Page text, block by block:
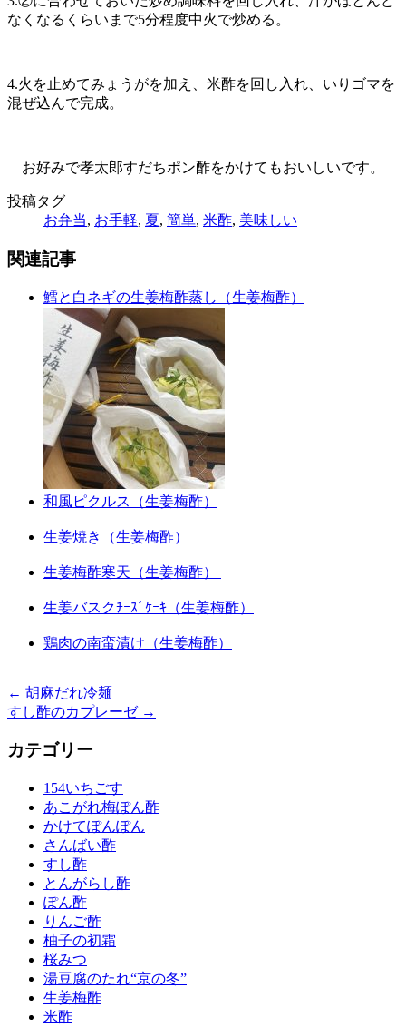
なくなるくらいまで5分程度中火で炒める。
4.火を止めてみょうがを加え、米酢を回し入れ、いりゴマを
混ぜ込んで完成。
お好みで孝太郎すだちポン酢をかけてもおいしいです。
投稿タグ
お弁当, お手軽, 夏, 簡単, 米酢, 美味しい
関連記事
鱈と白ネギの生姜梅酢蒸し（生姜梅酢）
和風ピクルス（生姜梅酢）
生姜焼き（生姜梅酢）
生姜梅酢寒天（生姜梅酢）
生姜バスクﾁｰｽﾞｹｰｷ（生姜梅酢）
鶏肉の南蛮漬け（生姜梅酢）
← 胡麻だれ冷麺
すし酢のカプレーゼ →
カテゴリー
154いちごす
あこがれ梅ぽん酢
かけてぽんぽん
さんばい酢
すし酢
とんがらし酢
ぽん酢
りんご酢
柚子の初霜
桜みつ
湯豆腐のたれ“京の冬”
生姜梅酢
米酢